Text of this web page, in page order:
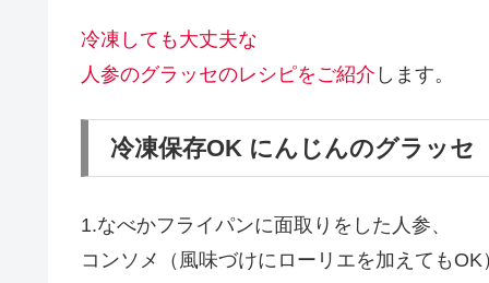
冷凍しても大丈夫な
人参のグラッセのレシピをご紹介 します。
冷凍保存OK にんじんのグラッセ
1.なべかフライパンに面取りをした人参、
コンソメ（風味づけにローリエを加えてもOK